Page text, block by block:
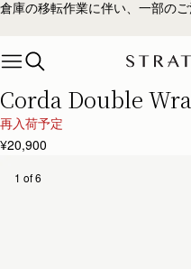
Skip to content
倉庫の移転作業に伴い、一部の
Corda Double
再入荷予定
¥20,900
1 of 6